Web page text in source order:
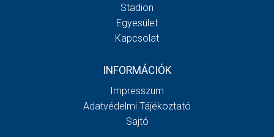
Stadion
Egyesület
Kapcsolat
INFORMÁCIÓK
Impresszum
Adatvédelmi Tájékoztató
Sajtó